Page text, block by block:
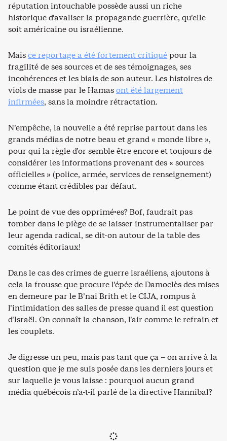
réputation intouchable possède aussi un riche
historique d’avaliser la propagande guerrière, qu’elle
soit américaine ou israélienne.
Maisce reportage a été fortement critiquépour la
fragilité de ses sources et de ses témoignages, ses
incohérences et les biais de son auteur. Les histoires de
viols de masse par le Hamasont été largement
infirmées, sans la moindre rétractation.
N’empêche, la nouvelle a été reprise partout dans les
grands médias de notre beau et grand « monde libre »,
pour qui la règle d’or semble être encore et toujours de
considérer les informations provenant des « sources
officielles » (police, armée, services de renseignement)
comme étant crédibles par défaut.
Le point de vue des opprimé·es? Bof, faudrait pas
tomber dans le piège de se laisser instrumentaliser par
leur agenda radical, se dit-on autour de la table des
comités éditoriaux!
Dans le cas des crimes de guerre israéliens, ajoutons à
cela la frousse que procure l’épée de Damoclès des mises
en demeure par le B’nai Brith et le CIJA, rompus à
l’intimidation des salles de presse quand il est question
d’Israël. On connaît la chanson, l’air comme le refrain et
les couplets.
Je digresse un peu, mais pas tant que ça – on arrive à la
question que je me suis posée dans les derniers jours et
sur laquelle je vous laisse : pourquoi aucun grand
média québécois n’a-t-il parlé de la directive Hannibal?